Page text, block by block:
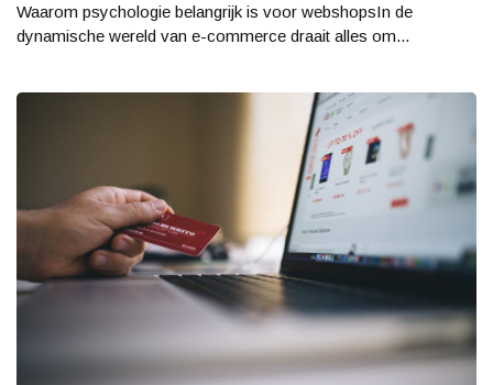
Waarom psychologie belangrijk is voor webshopsIn de
dynamische wereld van e-commerce draait alles om...